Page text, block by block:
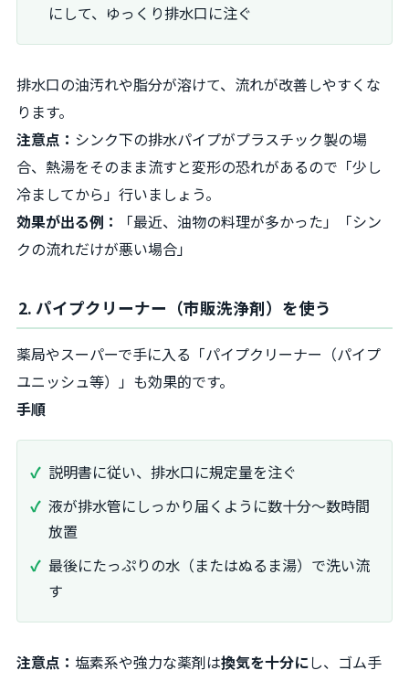
にして、ゆっくり排水口に注ぐ
排水口の油汚れや脂分が溶けて、流れが改善しやすくな
ります。
注意点： シンク下の排水パイプがプラスチック製の場
合、熱湯をそのまま流すと変形の恐れがあるので「少し
冷ましてから」行いましょう。
効果が出る例：
「最近、油物の料理が多かった」「シン
クの流れだけが悪い場合」
2. パイプクリーナー（市販洗浄剤）を使う
薬局やスーパーで手に入る「パイプクリーナー（パイプ
ユニッシュ等）」も効果的です。
手順
説明書に従い、排水口に規定量を注ぐ
液が排水管にしっかり届くように数十分〜数時間
放置
最後にたっぷりの水（またはぬるま湯）で洗い流
す
注意点： 塩素系や強力な薬剤は換気を十分にし、ゴム手